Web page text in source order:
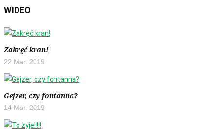
WIDEO
Zakręć kran!
22 Mar. 2019
Gejzer, czy fontanna?
14 Mar. 2019